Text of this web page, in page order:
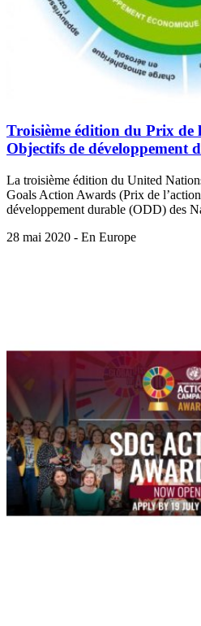
Troisième édition du Prix de
Objectifs de développement
La troisième édition du United
Goals Action Awards (Prix de
développement durable (ODD) des
28 mai 2020 - En Europe